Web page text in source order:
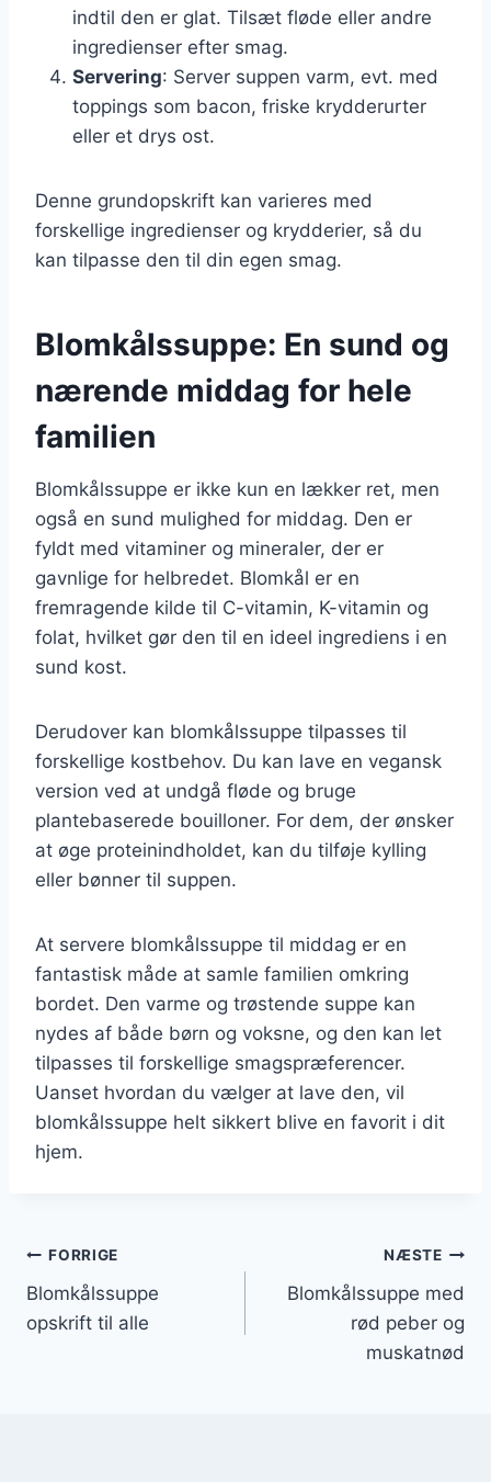
indtil den er glat. Tilsæt fløde eller andre
ingredienser efter smag.
Servering: Server suppen varm, evt. med
toppings som bacon, friske krydderurter
eller et drys ost.
Denne grundopskrift kan varieres med
forskellige ingredienser og krydderier, så du
kan tilpasse den til din egen smag.
Blomkålssuppe: En sund og
nærende middag for hele
familien
Blomkålssuppe er ikke kun en lækker ret, men
også en sund mulighed for middag. Den er
fyldt med vitaminer og mineraler, der er
gavnlige for helbredet. Blomkål er en
fremragende kilde til C-vitamin, K-vitamin og
folat, hvilket gør den til en ideel ingrediens i en
sund kost.
Derudover kan blomkålssuppe tilpasses til
forskellige kostbehov. Du kan lave en vegansk
version ved at undgå fløde og bruge
plantebaserede bouilloner. For dem, der ønsker
at øge proteinindholdet, kan du tilføje kylling
eller bønner til suppen.
At servere blomkålssuppe til middag er en
fantastisk måde at samle familien omkring
bordet. Den varme og trøstende suppe kan
nydes af både børn og voksne, og den kan let
tilpasses til forskellige smagspræferencer.
Uanset hvordan du vælger at lave den, vil
blomkålssuppe helt sikkert blive en favorit i dit
hjem.
Indlægsnavigation
FORRIGE
Blomkålssuppe
opskrift til alle
NÆSTE
Blomkålssuppe med
rød peber og
muskatnød